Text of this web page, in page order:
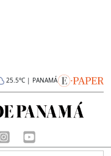
25.5°C | PANAMÁ